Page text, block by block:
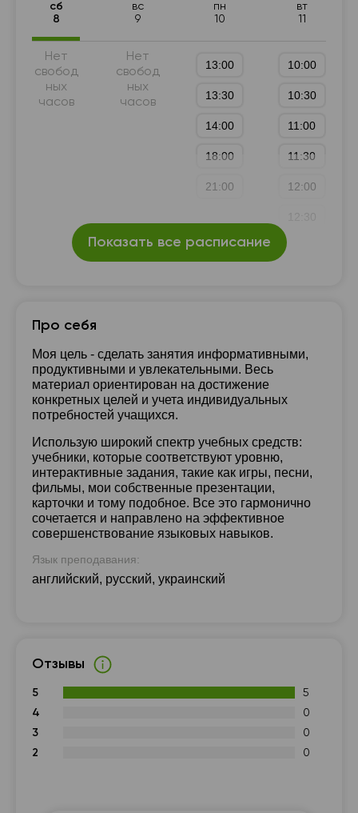
сб
8
вс
9
пн
10
вт
11
Нет
свобод
ных
часов
Нет
свобод
ных
часов
13:00
13:30
14:00
18:00
21:00
10:00
10:30
11:00
11:30
12:00
Показать все расписание
Про себя
Моя цель - сделать занятия информативными,
продуктивными и увлекательными. Весь
материал ориентирован на достижение
конкретных целей и учета индивидуальных
потребностей учащихся.
Использую широкий спектр учебных средств:
учебники, которые соответствуют уровню,
интерактивные задания, такие как игры, песни,
фильмы, мои собственные презентации,
карточки и тому подобное. Все это гармонично
сочетается и направлено на эффективное
совершенствование языковых навыков.
Язык преподавания:
английский, русский, украинский
Отзывы
5
5
4
0
3
0
2
0